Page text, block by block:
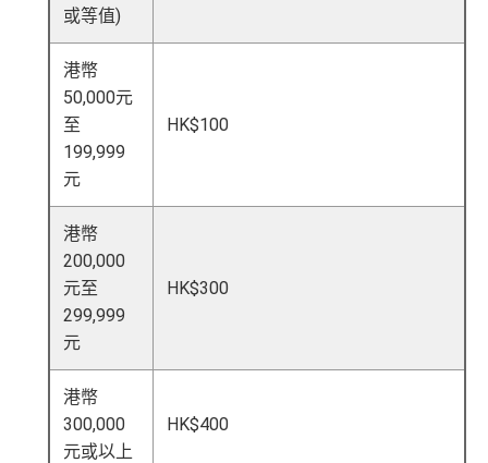
或等值)
港幣
50,000元
至
199,999
元
HK$100
港幣
200,000
元至
299,999
元
HK$300
港幣
300,000
元或以上
HK$400